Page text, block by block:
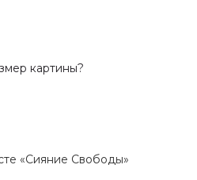
картины?
«Сияние Свободы»